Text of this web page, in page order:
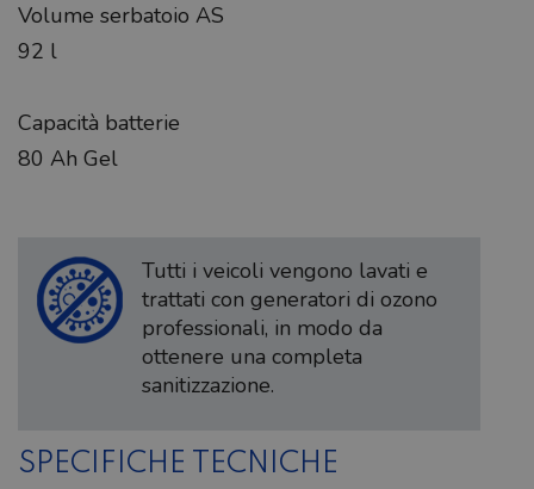
Volume serbatoio AS
92 l
Capacità batterie
80 Ah Gel
Tutti i veicoli vengono lavati e
trattati con generatori di ozono
professionali, in modo da
ottenere una completa
sanitizzazione.
SPECIFICHE TECNICHE